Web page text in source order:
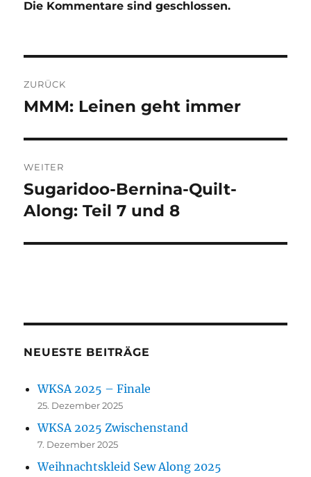
Die Kommentare sind geschlossen.
ZURÜCK
Vorheriger
MMM: Leinen geht immer
WEITER
Nächster
Beitrag:
Sugaridoo-Bernina-Quilt-
Along: Teil 7 und 8
NEUESTE BEITRÄGE
WKSA 2025 – Finale
25. Dezember 2025
WKSA 2025 Zwischenstand
7. Dezember 2025
Weihnachtskleid Sew Along 2025